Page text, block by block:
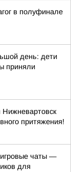
в полуфинале
день: дети
приняли
притяжения!
игровые чаты —
для